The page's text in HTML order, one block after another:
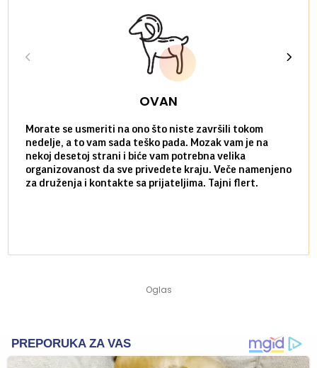
OVAN
Morate se usmeriti na ono što niste završili tokom
nedelje, a to vam sada teško pada. Mozak vam je na
nekoj desetoj strani i biće vam potrebna velika
organizovanost da sve privedete kraju. Veče namenjeno
za druženja i kontakte sa prijateljima. Tajni flert.